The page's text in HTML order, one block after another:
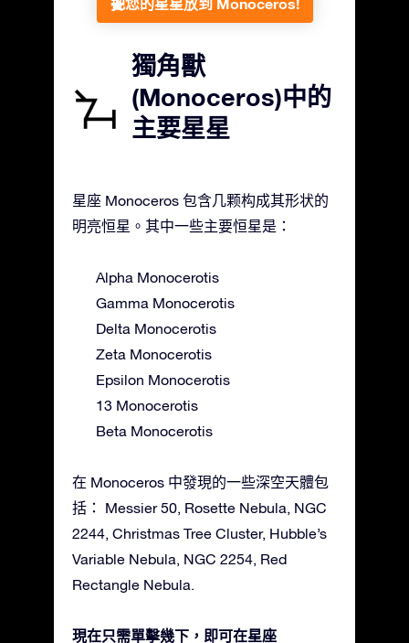
把您的星星放到 Monoceros!
獨角獸
(Monoceros)中的
主要星星
星座 Monoceros 包含几颗构成其形状的
明亮恒星。其中一些主要恒星是：
Alpha Monocerotis
Gamma Monocerotis
Delta Monocerotis
Zeta Monocerotis
Epsilon Monocerotis
13 Monocerotis
Beta Monocerotis
在 Monoceros 中發現的一些深空天體包
括： Messier 50, Rosette Nebula, NGC
2244, Christmas Tree Cluster, Hubble’s
Variable Nebula, NGC 2254, Red
Rectangle Nebula.
現在只需單擊幾下，即可在星座